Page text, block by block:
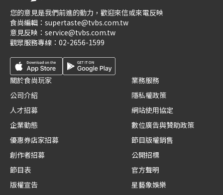
您的意見是我們前進的動力，歡迎來信或來電反映
食尚編輯： supertaste@tvbs.com.tw
意見反映： service@tvbs.com.tw
觀眾服務專線： 02-2656-1599
關於食尚玩家
公司介紹
人才招募
企業動態
優惠券店家招募
創作者招募
節目表
版權宣告
業務服務
隱私權政策
網站使用協定
數位廣告與贊助政策
節目版權銷售
公開招標
官方聲明
星藝象娛樂